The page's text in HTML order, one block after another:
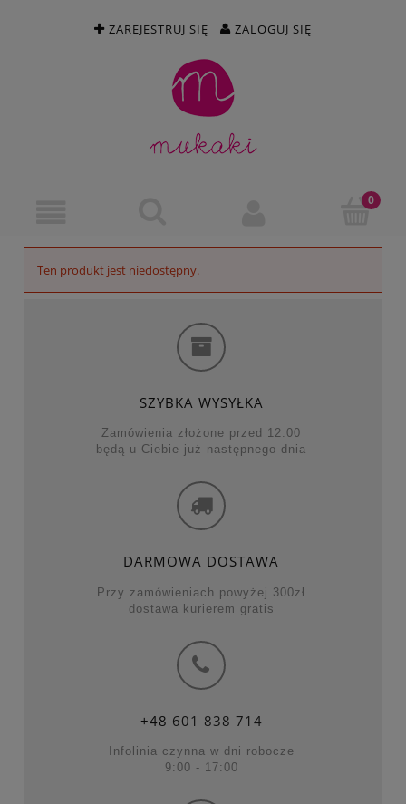
ZAREJESTRUJ SIĘ ZALOGUJ SIĘ
Ten produkt jest niedostępny.
SZYBKA WYSYŁKA
Zamówienia złożone przed 12:00
będą u Ciebie już następnego dnia
DARMOWA DOSTAWA
Przy zamówieniach powyżej 300zł
dostawa kurierem gratis
+48 601 838 714
Infolinia czynna w dni robocze
9:00 - 17:00